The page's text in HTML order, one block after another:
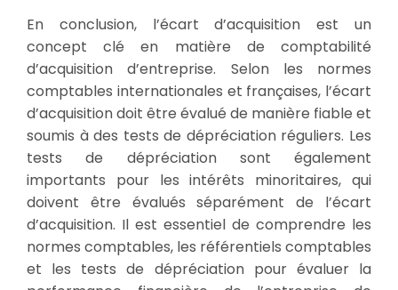
En conclusion, l’écart d’acquisition est un
concept clé en matière de comptabilité
d’acquisition d’entreprise. Selon les normes
comptables internationales et françaises, l’écart
d’acquisition doit être évalué de manière fiable et
soumis à des tests de dépréciation réguliers. Les
tests de dépréciation sont également
importants pour les intérêts minoritaires, qui
doivent être évalués séparément de l’écart
d’acquisition. Il est essentiel de comprendre les
normes comptables, les référentiels comptables
et les tests de dépréciation pour évaluer la